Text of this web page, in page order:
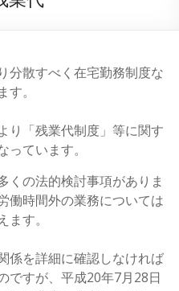
分散すべく在宅勤務制度な
。
り「残業代制度」等に関す
ています。
くの法的検討事項がありま
働時間外の業務については
す。
係を詳細に確認しなければ
ですが、平成20年7月28日